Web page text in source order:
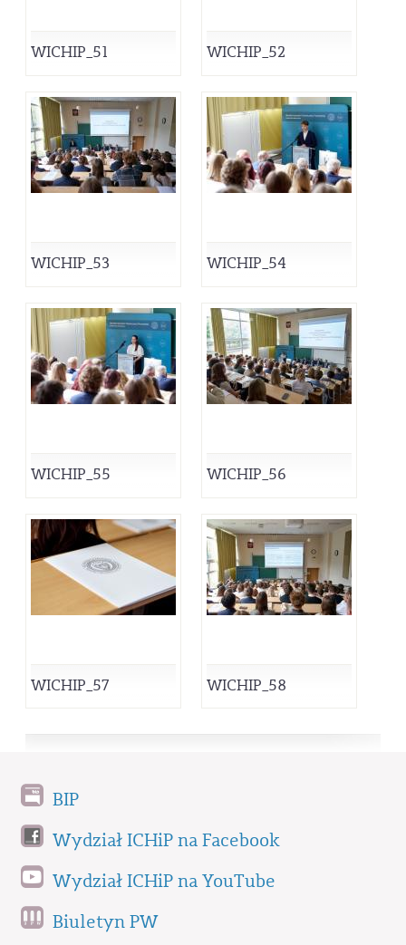
WICHIP_51 WICHIP_52
WICHIP_53 WICHIP_54
WICHIP_55 WICHIP_56
WICHIP_57 WICHIP_58
BIP
Wydział ICHiP na Facebook
Wydział ICHiP na YouTube
Biuletyn PW